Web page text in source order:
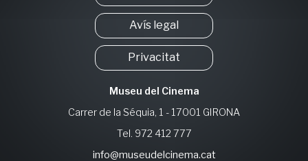
Avís legal
Privacitat
Museu del Cinema
Carrer de la Séquia, 1 - 17001 GIRONA
Tel. 972 412 777
info@museudelcinema.cat